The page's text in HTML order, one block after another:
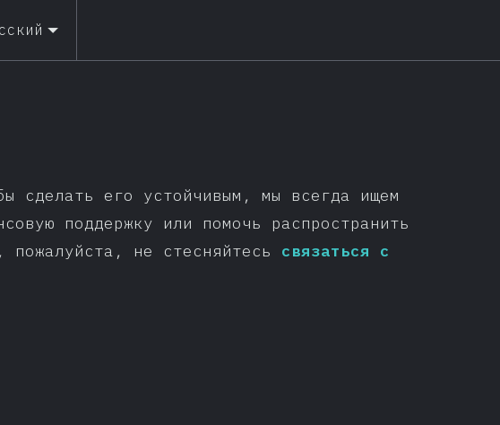
сделать его устойчивым, мы всегда ищем
поддержку или помочь распространить
не стесняйтесь связаться с